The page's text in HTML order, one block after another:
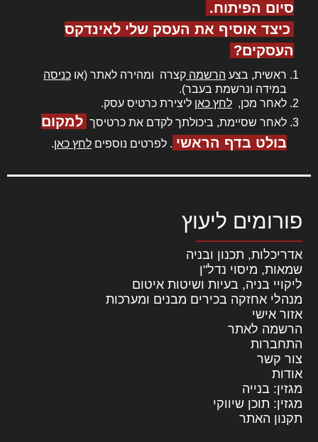
סיום הפיתוח.
כיצד אוסיף את העסק שלי לאינדקס
העסקים?
ראשית, בצע הרשמה קצרה ומהירה לאתר (או כניסה
במידה ונרשמת בעבר).
לאחר מכן, לחץ כאן ליצירת כרטיס עסק.
לאחר שסיימת, ביכולתך לקדם את כרטיסך למקום
בולט בדף הראשי . לפרטים נוספים לחץ כאן.
פורומים ליעוץ
אדריכלות, תכנון ובניה
שמאות, מיסוי נדל"ן
ליקויי בניה, בעיות ושיטות איטום
מנהלי אחזקה בכירים מבנים ומערכות
אזור אישי
הרשמה לאתר
התחברות
צור קשר
אודות
מגזין: בנייה
מגזין: תוכן שיווקי
תקנון האתר